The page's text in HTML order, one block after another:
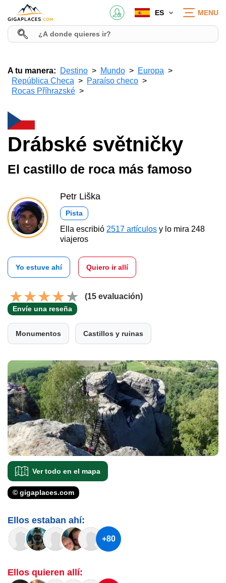
ES MENU
A tu manera: Destino Mundo
Europa
República Checa
Paraíso checo
Rocas Příhrazské
Drábské světničky
El castillo de roca más famoso
Petr Liška
Pista
Ella escribió 2517 artículos y lo mira 248
viajeros
Yo estuve ahí Quiero ir allí
(15 evaluación)
Envíe una reseña
Monumentos Castillos y ruinas
Ver todo en el mapa
© gigaplaces.com
Ellos estaban ahí:
+80
Ellos quieren allí: